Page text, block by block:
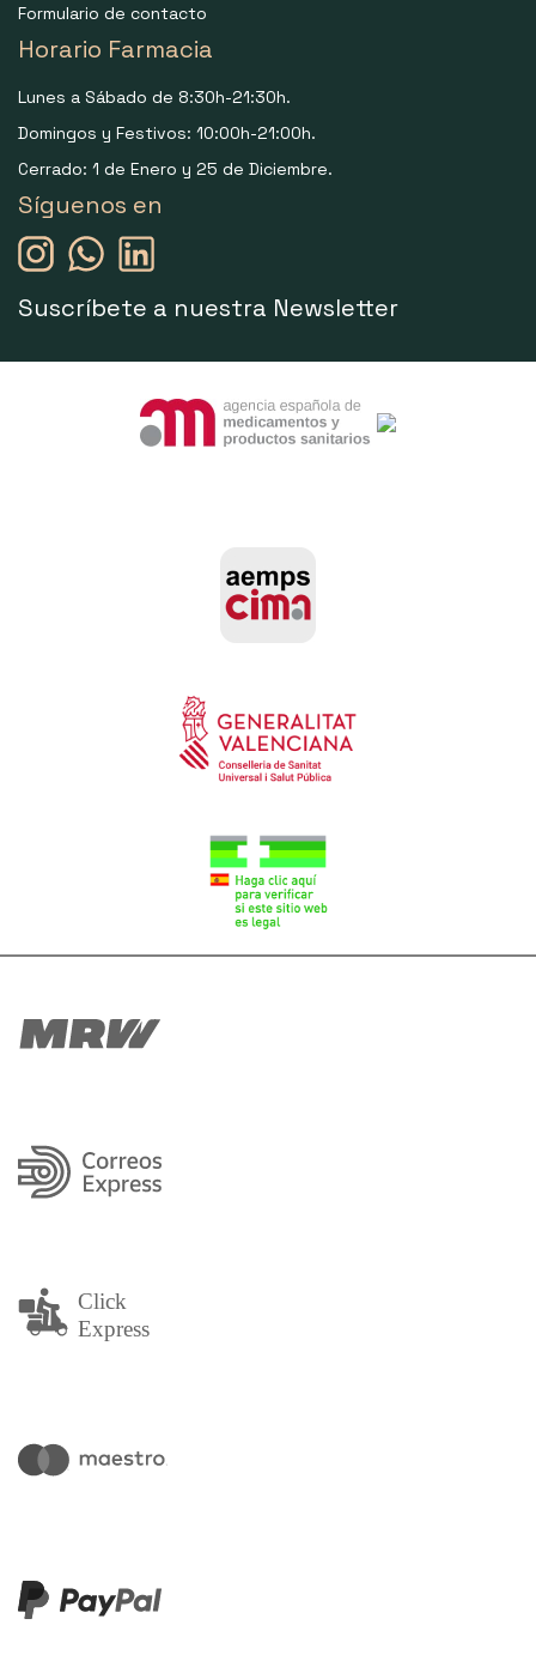
Formulario de contacto
Horario Farmacia
Lunes a Sábado de 8:30h-21:30h.
Domingos y Festivos: 10:00h-21:00h.
Cerrado: 1 de Enero y 25 de Diciembre.
Síguenos en
Suscríbete a nuestra Newsletter